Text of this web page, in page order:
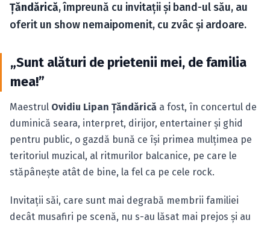
Ţăndărică, împreună cu invitaţii şi band-ul său, au
oferit un show nemaipomenit, cu zvâc şi ardoare.
„Sunt alături de prietenii mei, de familia
mea!”
Maestrul Ovidiu Lipan Ţăndărică a fost, în concertul de
duminică seara, interpret, dirijor, entertainer şi ghid
pentru public, o gazdă bună ce îşi primea mulţimea pe
teritoriul muzical, al ritmurilor balcanice, pe care le
stăpâneşte atât de bine, la fel ca pe cele rock.
Invitaţii săi, care sunt mai degrabă membrii familiei
decât musafiri pe scenă, nu s-au lăsat mai prejos şi au